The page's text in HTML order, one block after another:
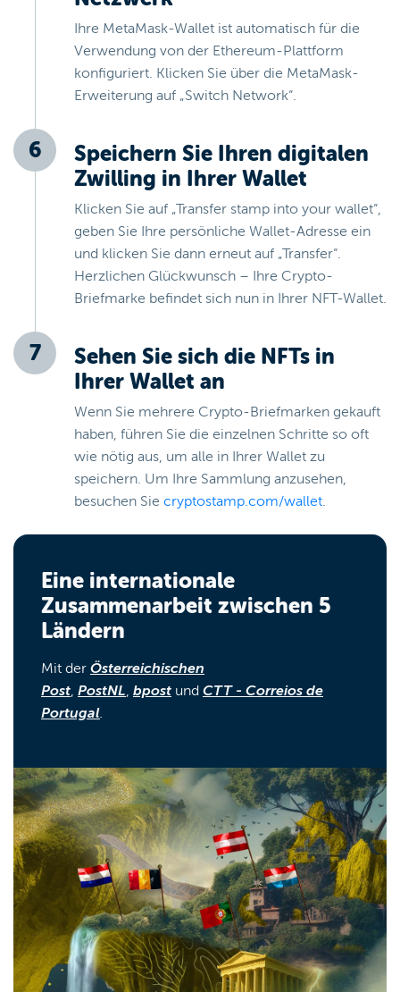
Ihre MetaMask-Wallet ist automatisch für die
Verwendung von der Ethereum-Plattform
konfiguriert. Klicken Sie über die MetaMask-
Erweiterung auf „Switch Network“.
Speichern Sie Ihren digitalen
Zwilling in Ihrer Wallet
Klicken Sie auf „Transfer stamp into your wallet“,
geben Sie Ihre persönliche Wallet-Adresse ein
und klicken Sie dann erneut auf „Transfer“.
Herzlichen Glückwunsch – Ihre Crypto-
Briefmarke befindet sich nun in Ihrer NFT-Wallet.
Sehen Sie sich die NFTs in
Ihrer Wallet an
Wenn Sie mehrere Crypto-Briefmarken gekauft
haben, führen Sie die einzelnen Schritte so oft
wie nötig aus, um alle in Ihrer Wallet zu
speichern. Um Ihre Sammlung anzusehen,
besuchen Sie cryptostamp.com/wallet.
Eine internationale
Zusammenarbeit zwischen 5
Ländern
Mit der Österreichischen
Post, PostNL, bpost und CTT - Correios de
Portugal.